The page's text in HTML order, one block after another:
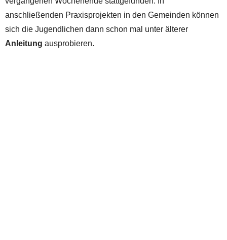
anschließenden Praxisprojekten in den Gemeinden können
sich die Jugendlichen dann schon mal unter älterer
Anleitung ausprobieren.